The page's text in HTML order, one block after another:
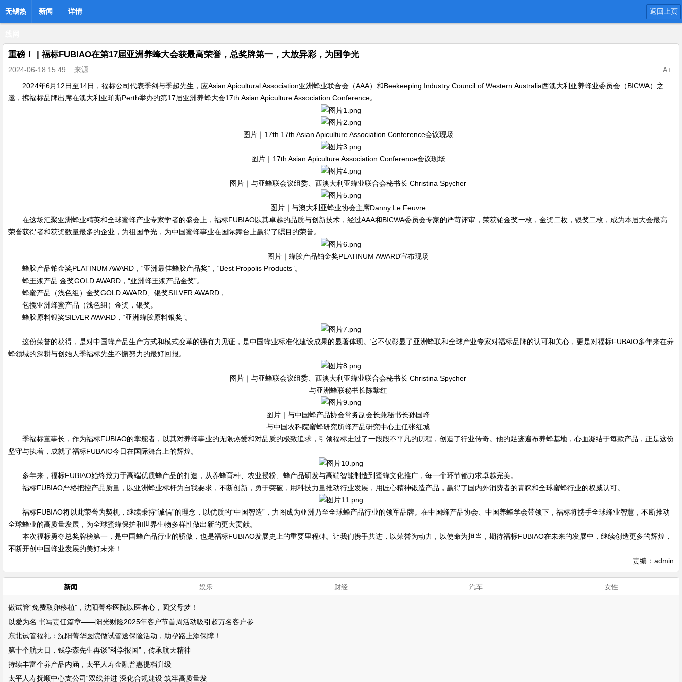
无锡热 新闻 详情 返回上页
重磅！ | 福标FUBIAO在第17届亚洲养蜂大会获最高荣誉，总奖牌第一，大放异彩，为国争光
2024-06-18 15:49 来源:
A+
2024年6月12日至14日，福标公司代表季剑与季超先生，应Asian Apicultural Association亚洲蜂业联合会（AAA）和Beekeeping Industry Council of Western Australia西澳大利亚养蜂业委员会（BICWA）之
邀，携福标品牌出席在澳大利亚珀斯Perth举办的第17届亚洲养蜂大会17th Asian Apiculture Association Conference。
图片｜17th 17th Asian Apiculture Association Conference会议现场
图片｜17th Asian Apiculture Association Conference会议现场
图片｜与亚蜂联会议组委、西澳大利亚蜂业联合会秘书长 Christina Spycher
图片｜与澳大利亚蜂业协会主席Danny Le Feuvre
在这场汇聚亚洲蜂业精英和全球蜜蜂产业专家学者的盛会上，福标FUBIAO以其卓越的品质与创新技术，经过AAA和BICWA委员会专家的严苛评审，荣获铂金奖一枚，金奖二枚，银奖二枚，成为本届大会最高
荣誉获得者和获奖数量最多的企业，为祖国争光，为中国蜜蜂事业在国际舞台上赢得了瞩目的荣誉。
图片｜蜂胶产品铂金奖PLATINUM AWARD宣布现场
蜂胶产品铂金奖PLATINUM AWARD，“亚洲最佳蜂胶产品奖”，“Best Propolis Products”。
蜂王浆产品 金奖GOLD AWARD，“亚洲蜂王浆产品金奖”。
蜂蜜产品（浅色组）金奖GOLD AWARD、银奖SILVER AWARD，
包揽亚洲蜂蜜产品（浅色组）金奖，银奖。
蜂胶原料银奖SILVER AWARD，“亚洲蜂胶原料银奖”。
这份荣誉的获得，是对中国蜂产品生产方式和模式变革的强有力见证，是中国蜂业标准化建设成果的显著体现。它不仅彰显了亚洲蜂联和全球产业专家对福标品牌的认可和关心，更是对福标FUBAIO多年来在养
蜂领域的深耕与创始人季福标先生不懈努力的最好回报。
图片｜与亚蜂联会议组委、西澳大利亚蜂业联合会秘书长 Christina Spycher
与亚洲蜂联秘书长陈黎红
图片｜与中国蜂产品协会常务副会长兼秘书长孙国峰
与中国农科院蜜蜂研究所蜂产品研究中心主任张红城
季福标董事长，作为福标FUBIAO的掌舵者，以其对养蜂事业的无限热爱和对品质的极致追求，引领福标走过了一段段不平凡的历程，创造了行业传奇。他的足迹遍布养蜂基地，心血凝结于每款产品，正是这份
坚守与执着，成就了福标FUBAIO今日在国际舞台上的辉煌。
多年来，福标FUBIAO始终致力于高端优质蜂产品的打造，从养蜂育种、农业授粉、蜂产品研发与高端智能制造到蜜蜂文化推广，每一个环节都力求卓越完美。
福标FUBIAO严格把控产品质量，以亚洲蜂业标杆为自我要求，不断创新，勇于突破，用科技力量推动行业发展，用匠心精神锻造产品，赢得了国内外消费者的青睐和全球蜜蜂行业的权威认可。
福标FUBIAO将以此荣誉为契机，继续秉持“诚信”的理念，以优质的“中国智造”，力图成为亚洲乃至全球蜂产品行业的领军品牌。在中国蜂产品协会、中国养蜂学会带领下，福标将携手全球蜂业智慧，不断推动
全球蜂业的高质量发展，为全球蜜蜂保护和世界生物多样性做出新的更大贡献。
本次福标勇夺总奖牌榜第一，是中国蜂产品行业的骄傲，也是福标FUBIAO发展史上的重要里程碑。让我们携手共进，以荣誉为动力，以使命为担当，期待福标FUBIAO在未来的发展中，继续创造更多的辉煌，
不断开创中国蜂业发展的美好未来！
责编：admin
新闻 娱乐 财经 汽车 女性
做试管“免费取卵移植”，沈阳菁华医院以医者心，圆父母梦！
以爱为名 书写责任篇章——阳光财险2025年客户节首周活动吸引超万名客户参
东北试管福礼：沈阳菁华医院做试管送保险活动，助孕路上添保障！
第十个航天日，钱学森先生再谈“科学报国”，传承航天精神
持续丰富个养产品内涵，太平人寿金融普惠提档升级
太平人寿抚顺中心支公司“双线并进”深化合规建设 筑牢高质量发